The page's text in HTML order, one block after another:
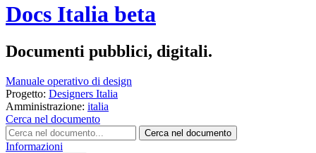
Docs Italia beta
Documenti pubblici, digitali.
Manuale operativo di design
Progetto: Designers Italia
Amministrazione: italia
Cerca nel documento
Cerca nel documento
Informazioni